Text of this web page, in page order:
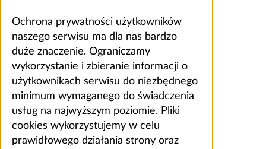
Ochrona prywatności użytkowników
naszego serwisu ma dla nas bardzo
duże znaczenie. Ograniczamy
wykorzystanie i zbieranie informacji o
użytkownikach serwisu do niezbędnego
minimum wymaganego do świadczenia
usług na najwyższym poziomie. Pliki
cookies wykorzystujemy w celu
prawidłowego działania strony oraz